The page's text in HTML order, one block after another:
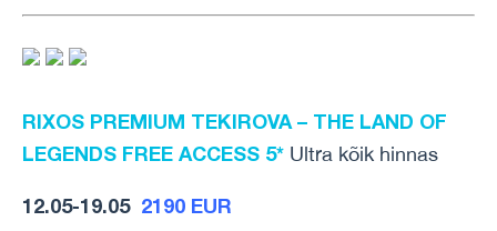
RIXOS PREMIUM TEKIROVA – THE LAND OF
LEGENDS FREE ACCESS 5* Ultra kõik hinnas
12.05-19.05 2190 EUR